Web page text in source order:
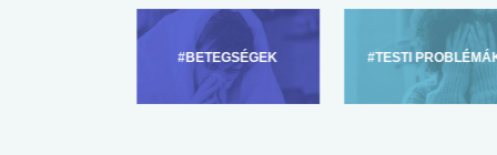
#BETEGSÉGEK #TESTI